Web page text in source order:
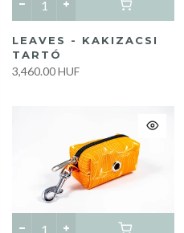
LEAVES - KAKIZACSI
TARTÓ
3,460.00 HUF